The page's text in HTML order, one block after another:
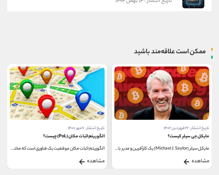
ممکن است علاقه‌مند باشید
تاریخ انتشار : ۲۲ فروردین ۱۴۰۲
مایکل جی سیلر کیست؟
مایکل سیلر (Michael J. Saylor) یک کارآفرین و مدیر بازرگانی...
مشاهده
تاریخ انتشار : ۶ مهر ۱۴۰۰
الگوریتم اثبات مکان (PoL) چیست؟
الگوریتم اثبات مکان موقعیت یک فناوری است که مختصات...
مشاهده